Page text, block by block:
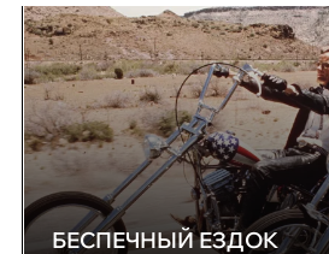
БЕСПЕЧНЫЙ ЕЗДОК